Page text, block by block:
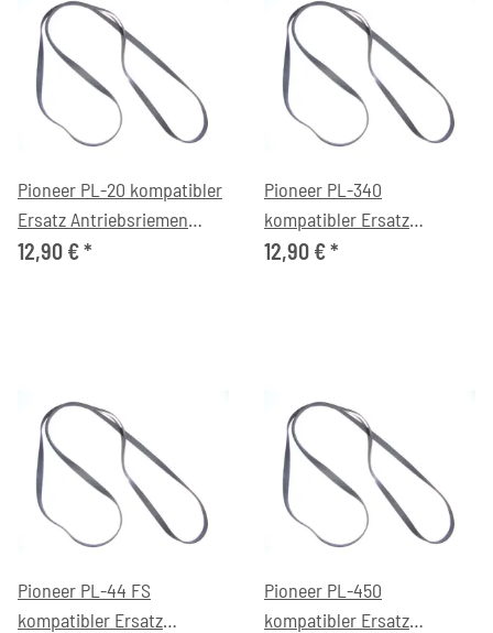
Pioneer PL-20 kompatibler
Ersatz Antriebsriemen
flach
12,90 €*
Pioneer PL-340
kompatibler Ersatz
Antriebsriemen flach
12,90 €*
Pioneer PL-44 FS
kompatibler Ersatz
Pioneer PL-450
kompatibler Ersatz